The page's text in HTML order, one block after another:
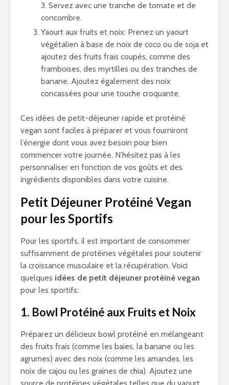
3. Servez avec une tranche de tomate et de
concombre.
Yaourt aux fruits et noix: Prenez un yaourt
végétalien à base de noix de coco ou de soja et
ajoutez des fruits frais coupés, comme des
framboises, des myrtilles ou des tranches de
banane. Ajoutez également des noix
concassées pour une touche croquante.
Ces idées de petit-déjeuner rapide et protéiné
vegan sont faciles à préparer et vous fourniront
l’énergie dont vous avez besoin pour bien
commencer votre journée. N’hésitez pas à les
personnaliser en fonction de vos goûts et des
ingrédients disponibles dans votre cuisine.
Petit Déjeuner Protéiné Vegan
pour les Sportifs
Pour les sportifs, il est important de consommer
suffisamment de protéines végétales pour soutenir
la croissance musculaire et la récupération. Voici
quelques idées de petit déjeuner protéiné vegan
pour les sportifs:
1. Bowl Protéiné aux Fruits et Noix
Préparez un délicieux bowl protéiné en mélangeant
des fruits frais (comme les baies, la banane ou les
agrumes) avec des noix (comme les amandes, les
noix de cajou ou les graines de chia). Ajoutez une